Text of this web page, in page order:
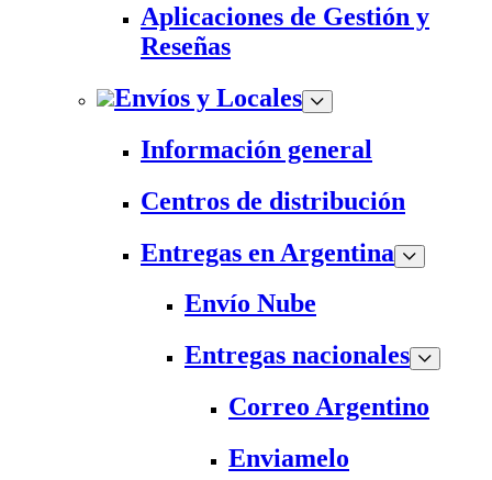
Aplicaciones de Gestión y
Reseñas
Envíos y Locales
Información general
Centros de distribución
Entregas en Argentina
Envío Nube
Entregas nacionales
Correo Argentino
Enviamelo